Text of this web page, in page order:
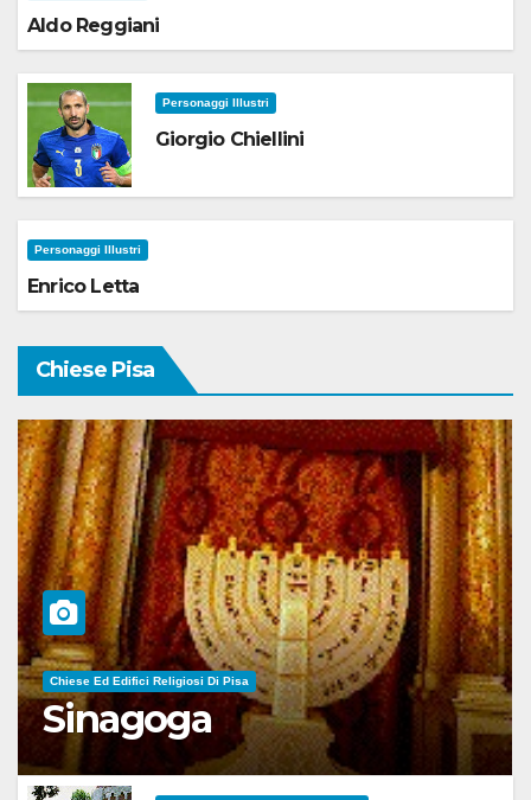
Aldo Reggiani
Personaggi Illustri
Giorgio Chiellini
Personaggi Illustri
Enrico Letta
Chiese Pisa
Chiese Ed Edifici Religiosi Di Pisa
Sinagoga